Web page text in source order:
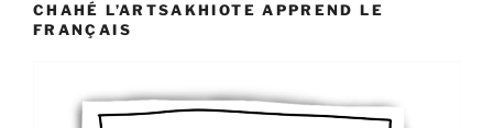
CHAHÉ L’ARTSAKHIOTE APPREND LE
FRANÇAIS